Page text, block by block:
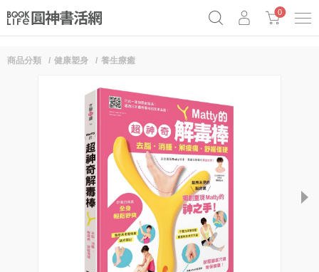
Netflix話題章魚小說！
0
商品分類 健康塑身 養生療癒
next